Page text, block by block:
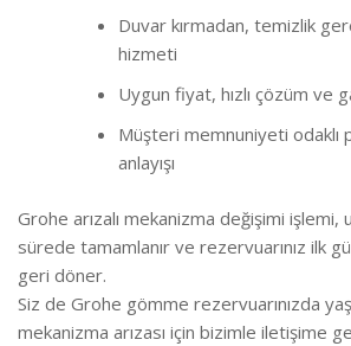
Duvar kırmadan, temizlik
hizmeti
Uygun fiyat, hızlı çözüm ve
Müşteri memnuniyeti
anlayışı
Grohe arızalı mekanizma değişimi işlemi,
sürede tamamlanır ve rezervuarınız ilk
geri döner.
Siz de Grohe gömme rezervuarınızda
mekanizma arızası için bizimle iletişime